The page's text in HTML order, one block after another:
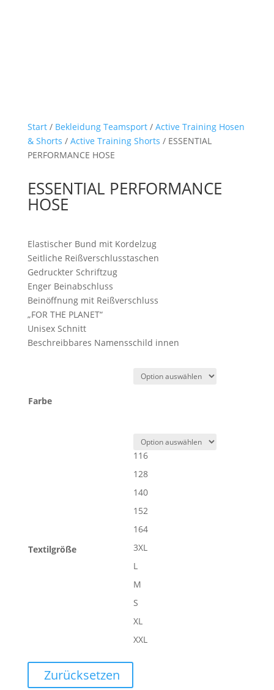
Start/ Bekleidung Teamsport/ Active Training Hosen
& Shorts / Active Training Shorts / ESSENTIAL
PERFORMANCE HOSE
ESSENTIAL PERFORMANCE
HOSE
Elastischer Bund mit Kordelzug
Seitliche Reißverschlusstaschen
Gedruckter Schriftzug
Enger Beinabschluss
Beinöffnung mit Reißverschluss
„FOR THE PLANET“
Unisex Schnitt
Beschreibbares Namensschild innen
Farbe
Textilgröße
116
128
140
152
164
3XL
L
M
S
XL
XXL
Zurücksetzen